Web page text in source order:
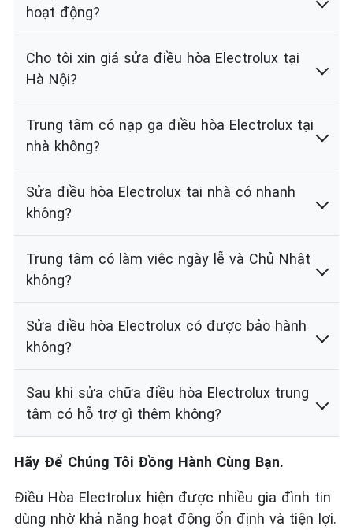
hoạt động?
Cho tôi xin giá sửa điều hòa Electrolux tại
Hà Nội?
Trung tâm có nạp ga điều hòa Electrolux tại
nhà không?
Sửa điều hòa Electrolux tại nhà có nhanh
không?
Trung tâm có làm việc ngày lễ và Chủ Nhật
không?
Sửa điều hòa Electrolux có được bảo hành
không?
Sau khi sửa chữa điều hòa Electrolux trung
tâm có hỗ trợ gì thêm không?
Hãy Để Chúng Tôi Đồng Hành Cùng Bạn.
Điều Hòa Electrolux hiện được nhiều gia đình tin
dùng nhờ khả năng hoạt động ổn định và tiện lợi.